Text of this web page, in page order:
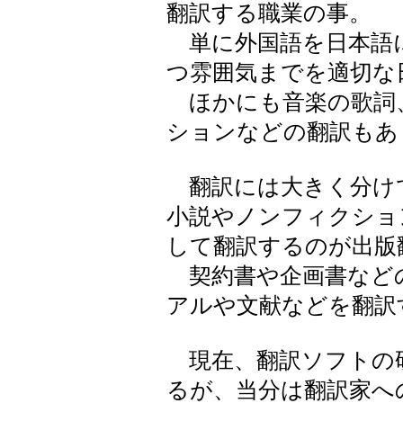
翻訳する職業の事。
単に外国語を日本語
つ雰囲気までを適切
ほかにも音楽の歌詞
ションなどの翻訳も
翻訳には大きく分け
小説やノンフィクシ
して翻訳するのが出版
契約書や企画書など
アルや文献などを翻
現在、翻訳ソフトの
るが、当分は翻訳家